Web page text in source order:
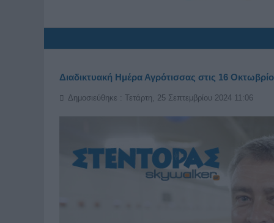
Διαδικτυακή Ημέρα Αγρότισσας στις 16
Δημοσιεύθηκε : Τετάρτη, 25 Σεπτεμβρίου 2024 11:06